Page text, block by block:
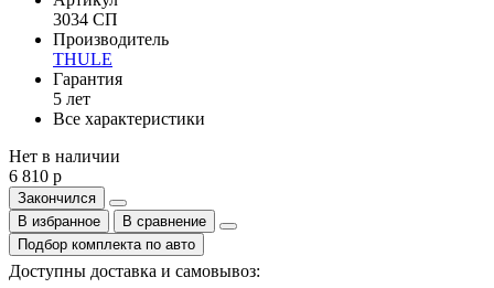
3034 СП
Производитель
THULE
Гарантия
5 лет
Все характеристики
Нет в наличии
6 810 р
Закончился
В избранное
В сравнение
Подбор комплекта по авто
Доступны доставка и самовывоз: